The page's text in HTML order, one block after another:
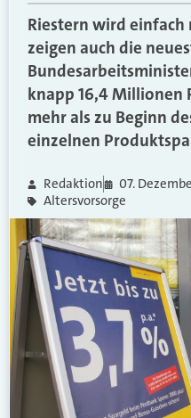
Riestern wird einfach
zeigen auch die
knapp 16,4 Millionen
mehr als zu Beginn
einzelnen
Redaktion 07.
Altersvorsorge